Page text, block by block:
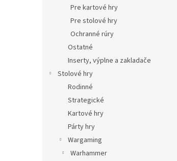
Pre kartové hry
Pre stolové hry
Ochranné rúry
Ostatné
Inserty, výplne a zakladače
Stolové hry
Rodinné
Strategické
Kartové hry
Párty hry
Wargaming
Warhammer